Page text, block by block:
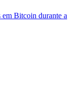
Bitcoin durante a